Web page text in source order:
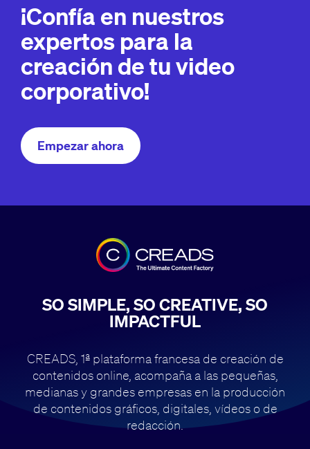
¡Confía en nuestros
expertos para la
creación de tu video
corporativo!
Empezar ahora
SO SIMPLE, SO CREATIVE, SO
IMPACTFUL
CREADS, 1ª plataforma francesa de creación de
contenidos online, acompaña a las pequeñas,
medianas y grandes empresas en la producción
de contenidosgráficos, digitales, vídeos o de
redacción.